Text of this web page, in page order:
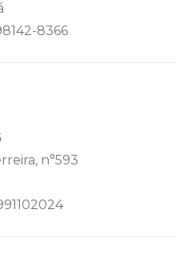
8366
n°593